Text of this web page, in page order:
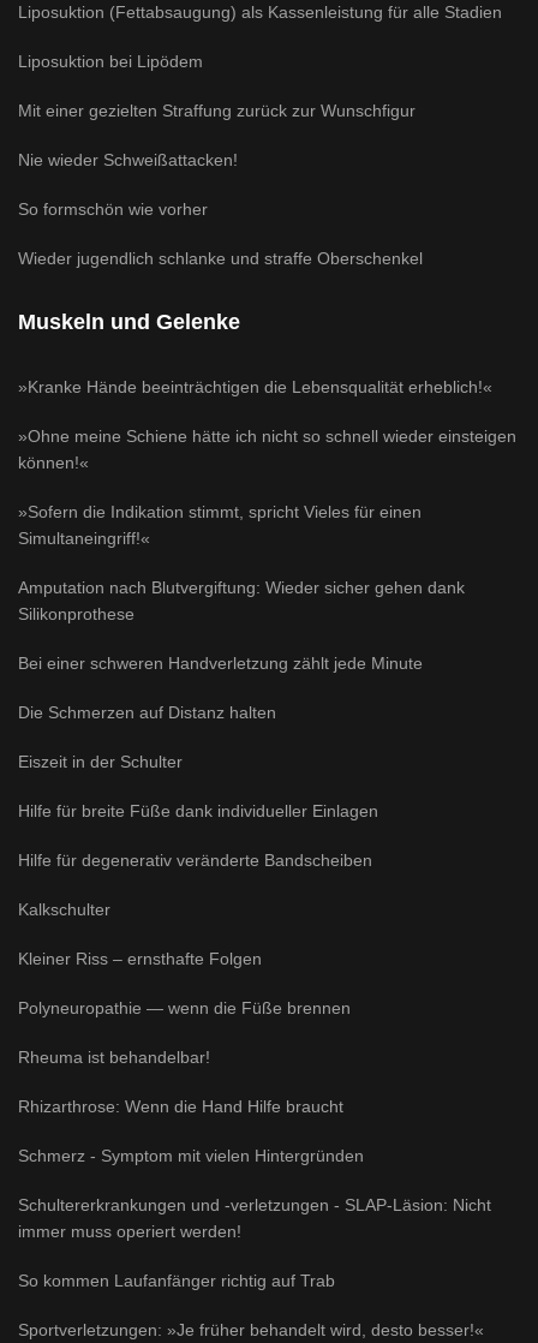
Liposuktion (Fettabsaugung) als Kassenleistung für alle Stadien
Liposuktion bei Lipödem
Mit einer gezielten Straffung zurück zur Wunschfigur
Nie wieder Schweißattacken!
So formschön wie vorher
Wieder jugendlich schlanke und straffe Oberschenkel
Muskeln und Gelenke
»Kranke Hände beeinträchtigen die Lebensqualität erheblich!«
»Ohne meine Schiene hätte ich nicht so schnell wieder einsteigen
können!«
»Sofern die Indikation stimmt, spricht Vieles für einen
Simultaneingriff!«
Amputation nach Blutvergiftung: Wieder sicher gehen dank
Silikonprothese
Bei einer schweren Handverletzung zählt jede Minute
Die Schmerzen auf Distanz halten
Eiszeit in der Schulter
Hilfe für breite Füße dank individueller Einlagen
Hilfe für degenerativ veränderte Bandscheiben
Kalkschulter
Kleiner Riss – ernsthafte Folgen
Polyneuropathie — wenn die Füße brennen
Rheuma ist behandelbar!
Rhizarthrose: Wenn die Hand Hilfe braucht
Schmerz - Symptom mit vielen Hintergründen
Schultererkrankungen und -verletzungen - SLAP-Läsion: Nicht
immer muss operiert werden!
So kommen Laufanfänger richtig auf Trab
Sportverletzungen: »Je früher behandelt wird, desto besser!«